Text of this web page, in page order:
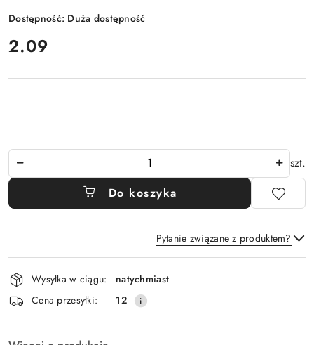
Dostępność: Duża dostępność
cena:
2.09
szt.
Do koszyka
Pytanie związane z produktem?
Wyślij
Dostępność
i
dostawa
Wysyłka w ciągu:
natychmiast
Cena przesyłki:
12